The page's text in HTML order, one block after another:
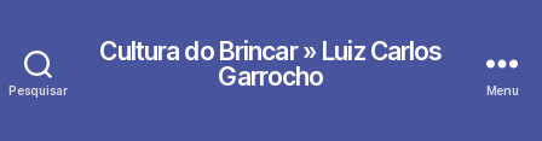
Pesquisar
Cultura do Brincar » Luiz Carlos
Garrocho
Menu